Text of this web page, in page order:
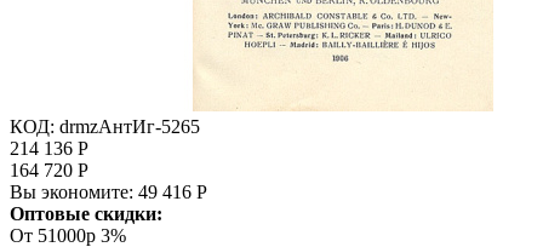
КОД: drmzАнтИг-5265
214 136 Р
164 720 Р
Вы экономите: 49 416 Р
Оптовые скидки:
От 51000р 3%